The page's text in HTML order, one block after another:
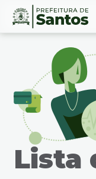
Ir
Conteúdo
Lista